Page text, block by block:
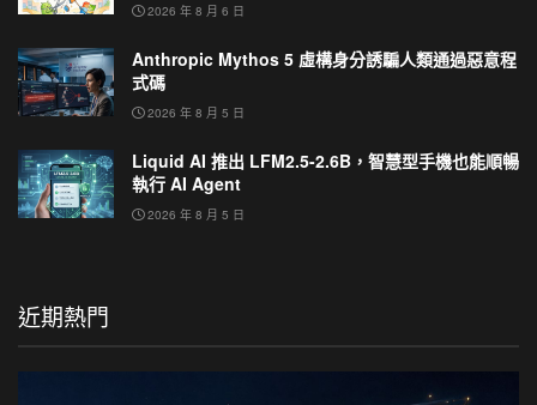
2026 年 8 月 6 日
Anthropic Mythos 5 虛構身分誘騙人類通過惡意程
式碼
2026 年 8 月 5 日
Liquid AI 推出 LFM2.5-2.6B，智慧型手機也能順暢
執行 AI Agent
2026 年 8 月 5 日
近期熱門